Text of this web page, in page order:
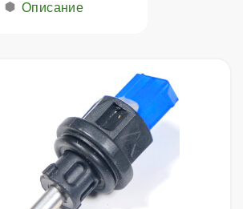
Описание